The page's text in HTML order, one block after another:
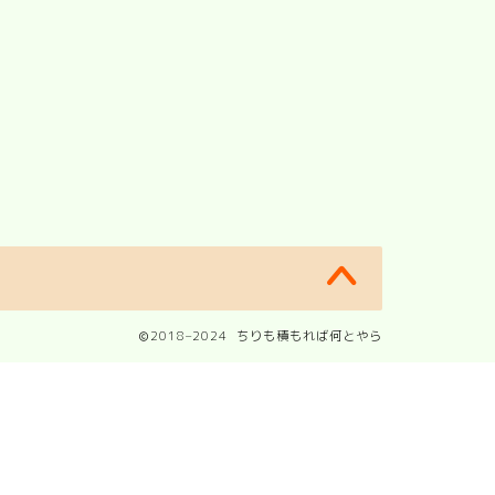
2018–2024 ちりも積もれば何とやら